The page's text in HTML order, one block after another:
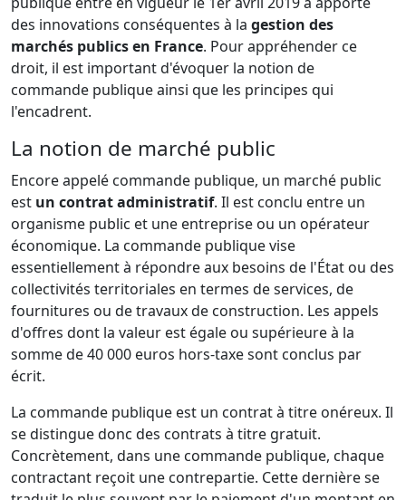
des innovations conséquentes à la gestion des
marchés publics en France. Pour appréhender ce
droit, il est important d'évoquer la notion de
commande publique ainsi que les principes qui
l'encadrent.
La notion de marché public
Encore appelé commande publique, un marché public
est un contrat administratif. Il est conclu entre un
organisme public et une entreprise ou un opérateur
économique. La commande publique vise
essentiellement à répondre aux besoins de l'État ou des
collectivités territoriales en termes de services, de
fournitures ou de travaux de construction. Les appels
d'offres dont la valeur est égale ou supérieure à la
somme de 40 000 euros hors-taxe sont conclus par
écrit.
La commande publique est un contrat à titre onéreux. Il
se distingue donc des contrats à titre gratuit.
Concrètement, dans une commande publique, chaque
contractant reçoit une contrepartie. Cette dernière se